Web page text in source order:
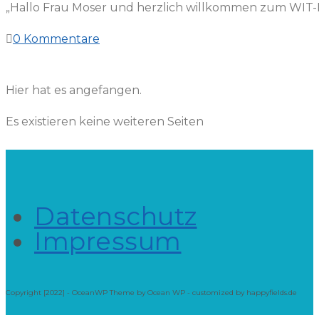
„Hallo Frau Moser und herzlich willkommen zum
0 Kommentare
Hier hat es angefangen.
Es existieren keine weiteren Seiten
Datenschutz
Impressum
Copyright [2022] - OceanWP Theme by Ocean WP - customized by happyfields.de